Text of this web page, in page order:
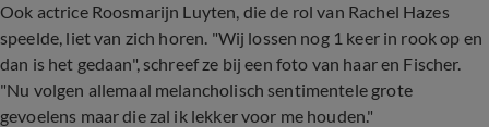
Ook actrice Roosmarijn Luyten, die de rol van Rachel Hazes
speelde, liet van zich horen. "Wij lossen nog 1 keer in rook op en
dan is het gedaan", schreef ze bij een foto van haar en Fischer.
"Nu volgen allemaal melancholisch sentimentele grote
gevoelens maar die zal ik lekker voor me houden."